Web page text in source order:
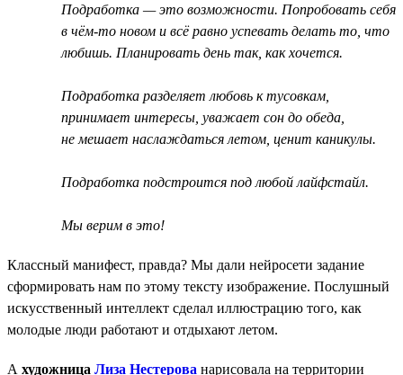
Подработка — это возможности. Попробовать себя
в чём-то новом и всё равно успевать делать то, что
любишь. Планировать день так, как хочется.
Подработка разделяет любовь к тусовкам,
принимает интересы, уважает сон до обеда,
не мешает наслаждаться летом, ценит каникулы.
Подработка подстроится под любой лайфстайл.
Мы верим в это!
Классный манифест, правда? Мы дали нейросети задание
сформировать нам по этому тексту изображение. Послушный
искусственный интеллект сделал иллюстрацию того, как
молодые люди работают и отдыхают летом.
А художница Лиза Нестерова нарисовала на территории